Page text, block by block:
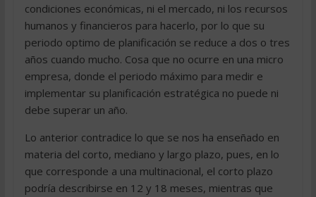
condiciones económicas, ni el mercado, ni los recursos
humanos y financieros para hacerlo, por lo que su
periodo optimo de planificación se reduce a dos o tres
años cuando mucho. Cosa que no ocurre en una micro
empresa, donde el periodo máximo para medir e
implementar su planificación estratégica no puede ni
debe superar un año.
Lo anterior contradice lo que se nos ha enseñado en
materia del corto, mediano y largo plazo, pues, en lo
que corresponde a una multinacional, el corto plazo
podría describirse en 12 y 18 meses, mientras que